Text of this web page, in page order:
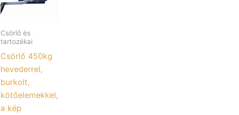
Csörlő és
tartozékai
Csörlő 450kg
hevederrel,
burkolt,
kötőelemekkel,
a kép